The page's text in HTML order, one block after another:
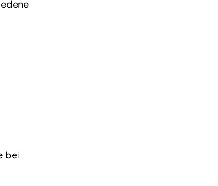
bei